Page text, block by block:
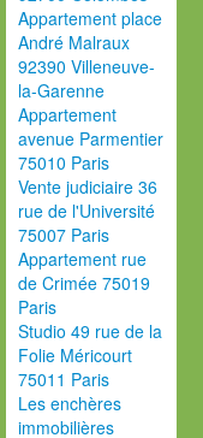
Appartement place
André Malraux
92390 Villeneuve-
la-Garenne
Appartement
avenue Parmentier
75010 Paris
Vente judiciaire 36
rue de l'Université
75007 Paris
Appartement rue
de Crimée 75019
Paris
Studio 49 rue de la
Folie Méricourt
75011 Paris
Les enchères
immobilières